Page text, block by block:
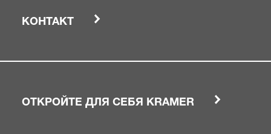
КОНТАКТ
ОТКРОЙТЕ ДЛЯ СЕБЯ KRAMER